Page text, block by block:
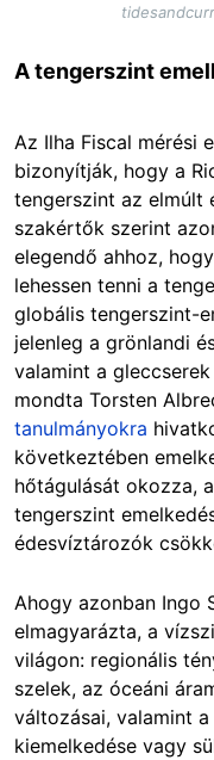
A tengerszint
Az Ilha Fiscal mérési
bizonyítják, hogy a
tengerszint az elmúlt
szakértők szerint
elegendő ahhoz,
lehessen tenni a
globális tengerszint-
jelenleg a grönlandi
valamint a
mondta Torsten
tanulmányokra
következtében
hőtágulását okozza,
tengerszint
édesvíztározók
Ahogy azonban Ingo
elmagyarázta, a
világon: regionális
szelek, az óceáni
változásai, valamint
kiemelkedése vagy